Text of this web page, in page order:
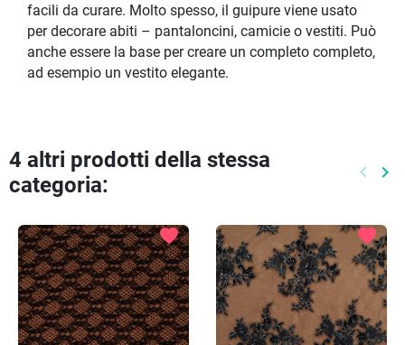
facili da curare. Molto spesso, il guipure viene usato
per decorare abiti – pantaloncini, camicie o vestiti. Può
anche essere la base per creare un completo completo,
ad esempio un vestito elegante.
4 altri prodotti della stessa
categoria:
keyboard_arrow_left keyboard_arrow_right
favorite favorite